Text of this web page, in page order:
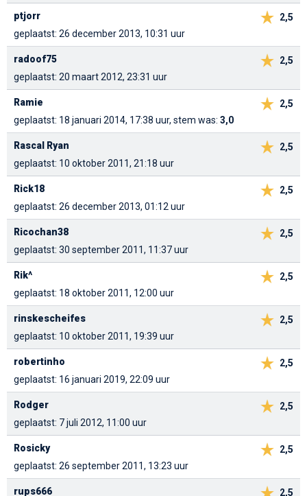
2,5
ptjorr
geplaatst: 26 december 2013, 10:31 uur
2,5
radoof75
geplaatst: 20 maart 2012, 23:31 uur
2,5
Ramie
geplaatst: 18 januari 2014, 17:38 uur, stem was: 3,0
2,5
Rascal Ryan
geplaatst: 10 oktober 2011, 21:18 uur
2,5
Rick18
geplaatst: 26 december 2013, 01:12 uur
2,5
Ricochan38
geplaatst: 30 september 2011, 11:37 uur
2,5
Rik^
geplaatst: 18 oktober 2011, 12:00 uur
2,5
rinskescheifes
geplaatst: 10 oktober 2011, 19:39 uur
2,5
robertinho
geplaatst: 16 januari 2019, 22:09 uur
2,5
Rodger
geplaatst: 7 juli 2012, 11:00 uur
2,5
Rosicky
geplaatst: 26 september 2011, 13:23 uur
2,5
rups666